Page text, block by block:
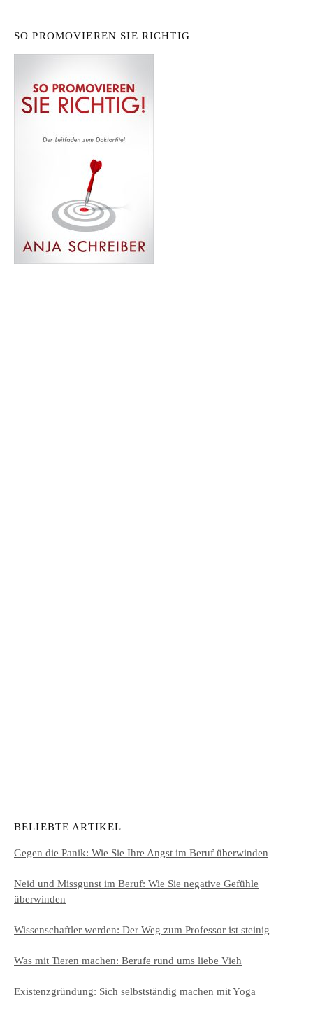
SO PROMOVIEREN SIE RICHTIG
BELIEBTE ARTIKEL
Gegen die Panik: Wie Sie Ihre Angst im Beruf überwinden
Neid und Missgunst im Beruf: Wie Sie negative Gefühle
überwinden
Wissenschaftler werden: Der Weg zum Professor ist steinig
Was mit Tieren machen: Berufe rund ums liebe Vieh
Existenzgründung: Sich selbstständig machen mit Yoga